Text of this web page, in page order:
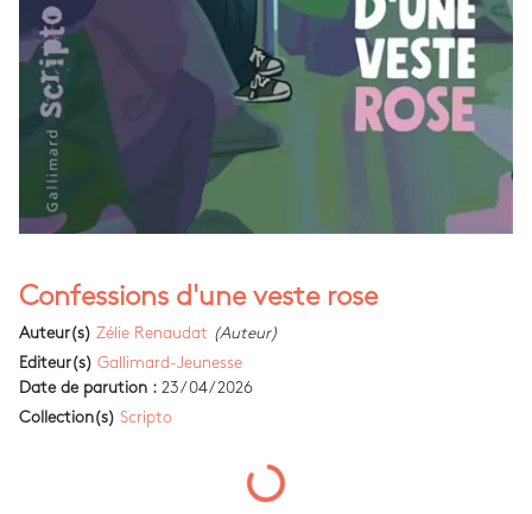
Confessions d'une veste rose
Auteur(s) Zélie Renaudat
(Auteur)
Editeur(s) Gallimard-Jeunesse
Date de parution : 23/04/2026
Collection(s) Scripto